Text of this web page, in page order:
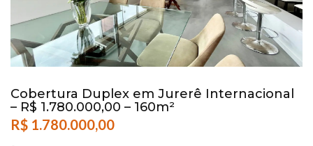
Cobertura Duplex em Jurerê Internacional
– R$ 1.780.000,00 – 160m²
R$ 1.780.000,00